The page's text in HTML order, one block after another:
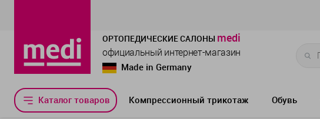
ОРТОПЕДИЧЕСКИЕ САЛОНЫ medi
официальный интернет-магазин
Made in Germany
Каталог товаров Компрессионный трикотаж Обувь